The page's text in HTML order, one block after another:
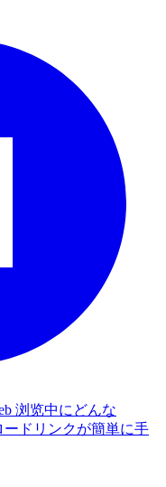
浏览中にどんな
ドリンクが簡単に手